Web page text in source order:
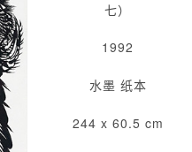
七）
1992
水墨 纸本
244 x 60.5 cm